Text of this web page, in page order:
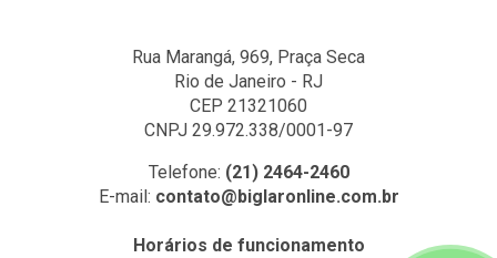
Rua Marangá, 969, Praça Seca
Rio de Janeiro - RJ
CEP 21321060
CNPJ 29.972.338/0001-97
Telefone: (21) 2464-2460
E-mail: contato@biglaronline.com.br
Horários de funcionamento